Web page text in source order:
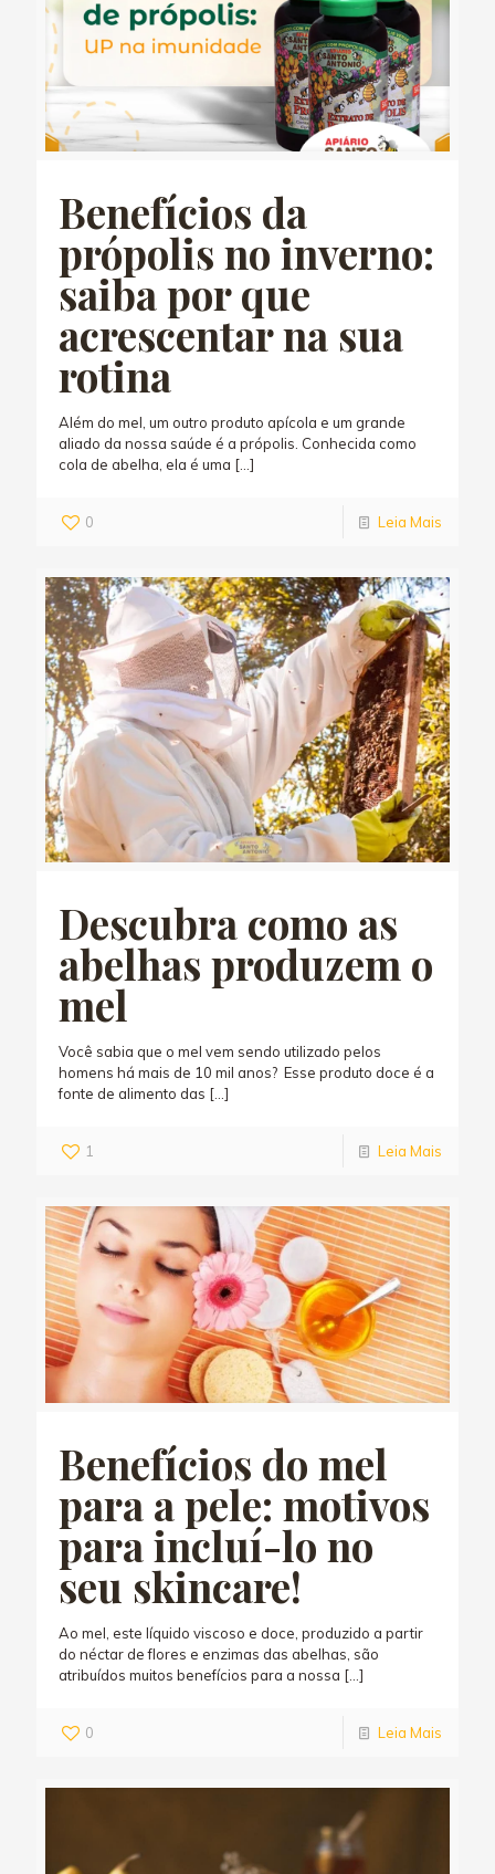
Benefícios da
própolis no inverno:
saiba por que
acrescentar na sua
rotina
Além do mel, um outro produto apícola e um grande
aliado da nossa saúde é a própolis. Conhecida como
cola de abelha, ela é uma […]
0 Leia Mais
Descubra como as
abelhas produzem o
mel
Você sabia que o mel vem sendo utilizado pelos
homens há mais de 10 mil anos? Esse produto doce é a
fonte de alimento das […]
1 Leia Mais
Benefícios do mel
para a pele: motivos
para incluí-lo no
seu skincare!
Ao mel, este líquido viscoso e doce, produzido a partir
do néctar de flores e enzimas das abelhas, são
atribuídos muitos benefícios para a nossa […]
0 Leia Mais